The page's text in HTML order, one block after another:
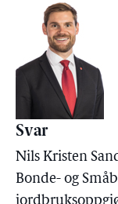
Svar
Nils Kristen
Bonde- og